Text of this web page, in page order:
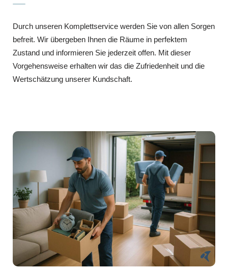
Durch unseren Komplettservice werden Sie von allen Sorgen
befreit. Wir übergeben Ihnen die Räume in perfektem
Zustand und informieren Sie jederzeit offen. Mit dieser
Vorgehensweise erhalten wir das die Zufriedenheit und die
Wertschätzung unserer Kundschaft.